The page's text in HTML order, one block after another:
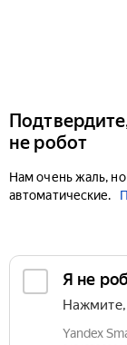
не робот
Нам очень жаль,
автоматические.